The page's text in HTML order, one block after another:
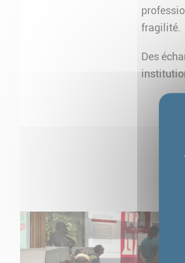
fragilité.
Des